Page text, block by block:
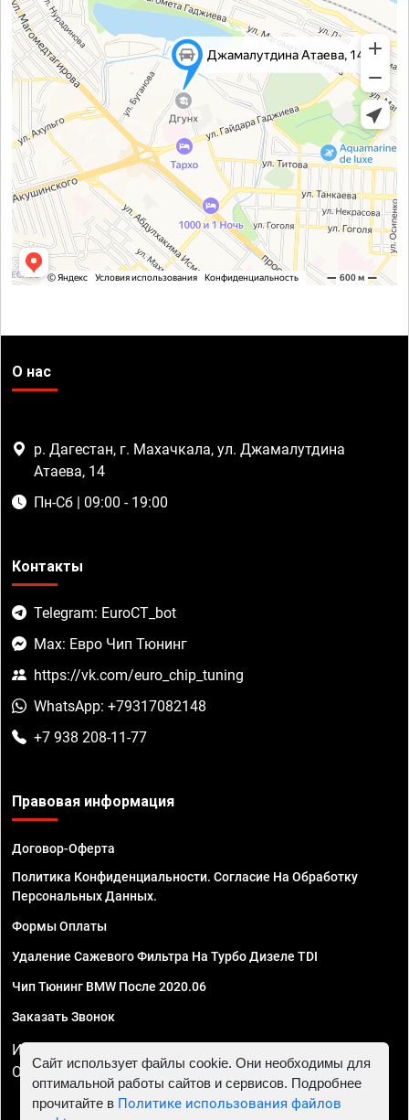
О нас
р. Дагестан, г. Махачкала, ул. Джамалутдина
Атаева, 14
Пн-Сб | 09:00 - 19:00
Контакты
Telegram: EuroCT_bot
Max: Евро Чип Тюнинг
https://vk.com/euro_chip_tuning
WhatsApp: +79317082148
+7 938 208-11-77
Правовая информация
Договор-Оферта
Политика Конфиденциальности. Согласие На Обработку
Персональных Данных.
Формы Оплаты
Удаление Сажевого Фильтра На Турбо Дизеле TDI
Чип Тюнинг BMW После 2020.06
Заказать Звонок
ИП Смирнов Георгий Павлович. ИНН 781302555843,
ОГРНИП 324470400032610
Сайт использует файлы cookie. Они необходимы для
оптимальной работы сайтов и сервисов. Подробнее
прочитайте в Политике использования файлов